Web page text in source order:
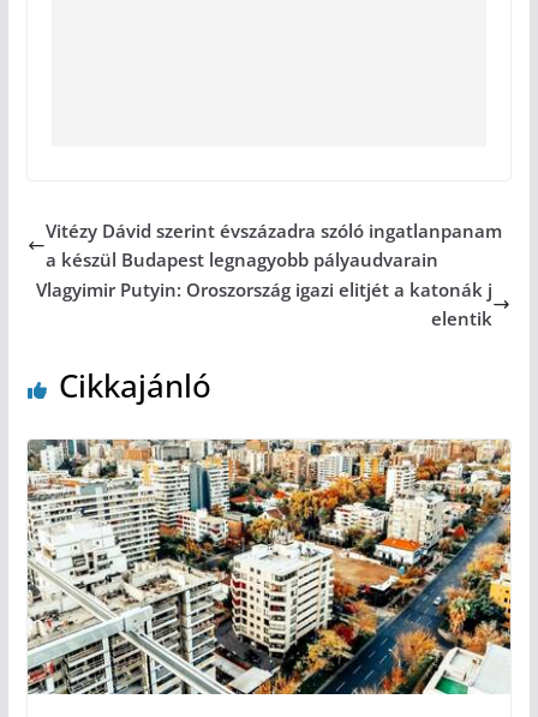
Vitézy Dávid szerint évszázadra szóló ingatlanpanam
a készül Budapest legnagyobb pályaudvarain
Vlagyimir Putyin: Oroszország igazi elitjét a katonák j
elentik
Cikkajánló